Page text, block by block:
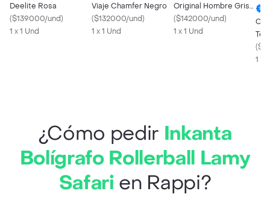
Deelite Rosa
($139000/und)
1 x 1 Und
Viaje Chamfer Negro
($132000/und)
1 x 1 Und
Original Hombre Gris
Oscuro Azul L
($142000/und)
1 x 1 Und
(
1 x
¿Cómo pedir Inkanta
Bolígrafo Rollerball Lamy
Safari en Rappi?